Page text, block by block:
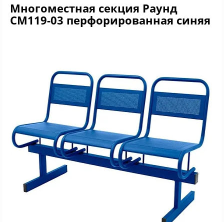
Многоместная секция Раунд
СМ119-03 перфорированная синяя
(3 места, металл)